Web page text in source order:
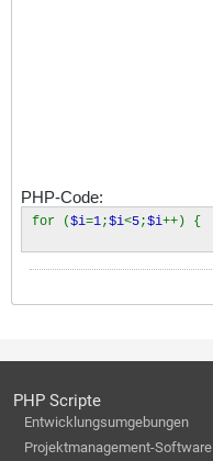
PHP-Code:
for ($i=1;$i<5;$i++) {
PHP Scripte
Entwicklungsumgebungen
Projektmanagement-Software